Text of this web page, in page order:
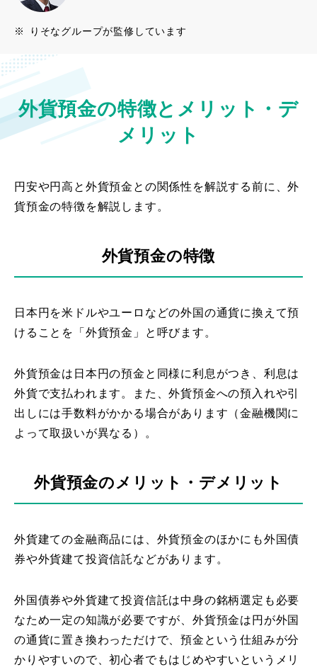
※ りそなグループが監修しています
外貨預金の特徴とメリット・デ
メリット
円安や円高と外貨預金との関係性を解説する前に、外
貨預金の特徴を解説します。
外貨預金の特徴
日本円を米ドルやユーロなどの外国の通貨に換えて預
けることを「外貨預金」と呼びます。
外貨預金は日本円の預金と同様に利息がつき、利息は
外貨で支払われます。また、外貨預金への預入れや引
出しには手数料がかかる場合があります（金融機関に
よって取扱いが異なる）。
外貨預金のメリット・デメリット
外貨建ての金融商品には、外貨預金のほかにも外国債
券や外貨建て投資信託などがあります。
外国債券や外貨建て投資信託は中身の銘柄選定も必要
なため一定の知識が必要ですが、外貨預金は円が外国
の通貨に置き換わっただけで、預金という仕組みが分
かりやすいので、初心者でもはじめやすいというメリ